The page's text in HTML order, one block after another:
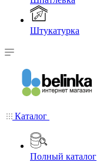
Штукатурка
Каталог
Полный каталог